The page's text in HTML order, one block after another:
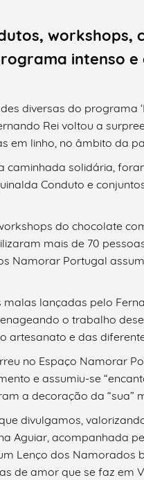
workshops,
intenso
diversas do programa
Rei voltou a
em linho, no âmbito da
caminhada solidária,
Conduto e
do chocolate
mais de 70
Namorar Portugal
lançadas pelo
o trabalho
artesanato e das
no Espaço Namorar
e assumiu-se
a decoração da “sua”
divulgamos,
Aguiar, acompanhada
Lenço dos Namorados
de amor que se faz em